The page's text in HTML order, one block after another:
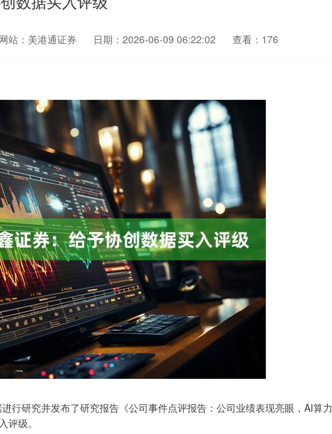
网站：美港通证券 日期：2026-06-09 06:22:02 查看：176
行研究并发布了研究报告《公司事件点评报告：公司业绩表现亮眼，AI算力
评级。